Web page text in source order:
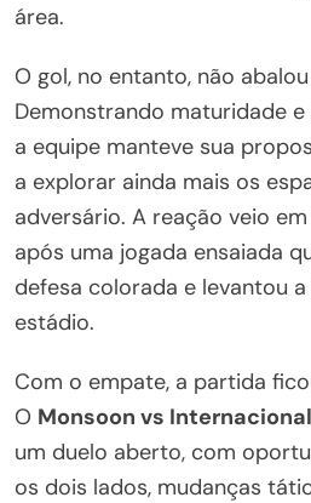
área.
O gol, no entanto, não
Demonstrando maturidade
a equipe manteve sua
a explorar ainda mais os
adversário. A reação veio
após uma jogada ensaiada
defesa colorada e levantou
estádio.
Com o empate, a partida
O Monsoon vs Internacional
um duelo aberto, com
os dois lados, mudanças